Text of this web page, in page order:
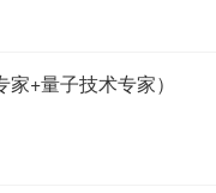
+量子技术专家）